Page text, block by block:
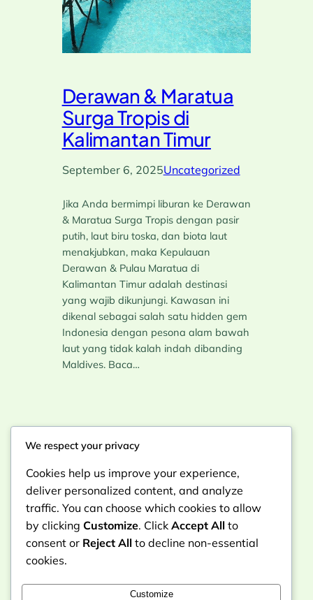
Derawan & Maratua
Surga Tropis di
Kalimantan Timur
September 6, 2025Uncategorized
Jika Anda bermimpi liburan ke Derawan
& Maratua Surga Tropis dengan pasir
putih, laut biru toska, dan biota laut
menakjubkan, maka Kepulauan
Derawan & Pulau Maratua di
Kalimantan Timur adalah destinasi
yang wajib dikunjungi. Kawasan ini
dikenal sebagai salah satu hidden gem
Indonesia dengan pesona alam bawah
laut yang tidak kalah indah dibanding
Maldives. Baca…
Instagram
Traveling Nusantara Tempat Wisata
Dan Budaya Indonesia
REKOMENDASI
We respect your privacy
Cookies help us improve your experience,
deliver personalized content, and analyze
traffic. You can choose which cookies to allow
by clicking Customize. Click Accept All to
consent or Reject All to decline non-essential
cookies.
Customize